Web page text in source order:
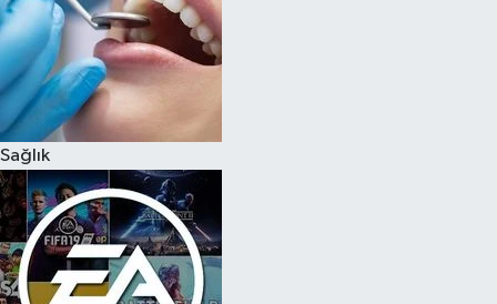
Sağlık